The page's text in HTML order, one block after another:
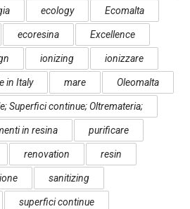
ecology Ecomalta
ecoresina Excellence
ionizing ionizzare
in Italy mare Oleomalta
Superfici continue; Oltremateria;
in resina purificare
renovation resin
sanitizing
superfici continue